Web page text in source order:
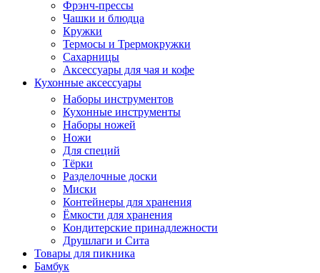
Фрэнч-прессы
Чашки и блюдца
Кружки
Термосы и Трермокружки
Сахарницы
Аксессуары для чая и кофе
Кухонные аксессуары
Наборы инструментов
Кухонные инструменты
Наборы ножей
Ножи
Для специй
Тёрки
Разделочные доски
Миски
Контейнеры для хранения
Ёмкости для хранения
Кондитерские принадлежности
Друшлаги и Сита
Товары для пикника
Бамбук